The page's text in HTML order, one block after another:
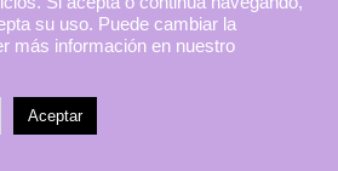
Lo que puedes pagar antes de
son los alojamientos y la
turistas (tengo un post que
su uso. Puede cambiar la
más información en nuestro
Aceptar